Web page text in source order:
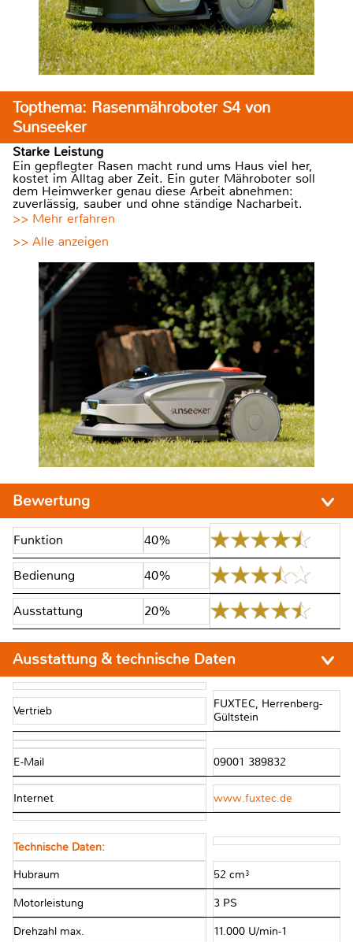
Topthema: Rasenmähroboter S4 von
Sunseeker
Starke Leistung
Ein gepflegter Rasen macht rund ums Haus viel her,
kostet im Alltag aber Zeit. Ein guter Mähroboter soll
dem Heimwerker genau diese Arbeit abnehmen:
zuverlässig, sauber und ohne ständige Nacharbeit.
>> Mehr erfahren
>> Alle anzeigen
Bewertung
Funktion 40%
Bedienung 40%
Ausstattung 20%
Ausstattung & technische Daten
Vertrieb
FUXTEC, Herrenberg-
Gültstein
E-Mail 09001 389832
Internet www.fuxtec.de
Technische Daten:
Hubraum 52 cm³
Motorleistung 3 PS
Drehzahl max. 11.000 U/min-1